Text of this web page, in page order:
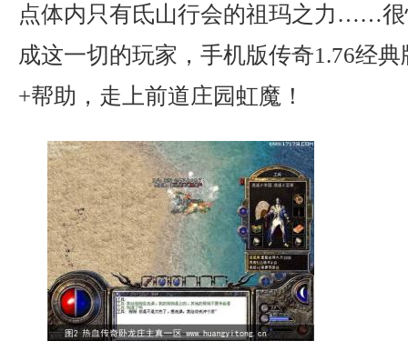
点体内只有氐山行会的祖玛之力……
成这一切的玩家，手机版传奇1.76经
+帮助，走上前道庄园虹魔！